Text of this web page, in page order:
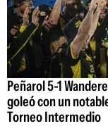
Peñarol 5-1
goleó con un
Torneo Intermedio